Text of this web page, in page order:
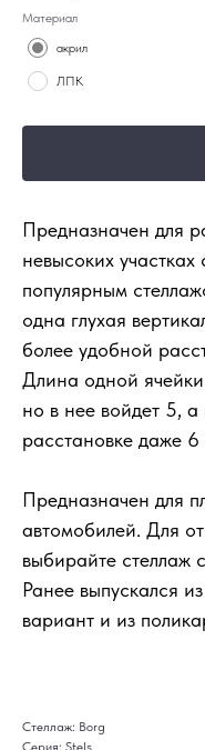
Материал
акрил
ЛПК
Предназначен для
невысоких
популярным
одна глухая
более удобной
Длина одной
но в нее войдет 5,
расстановке даже
Предназначен для
автомобилей. Для
выбирайте стеллаж
Ранее выпускался
вариант и из
Стеллаж: Borg
Серия: Stels